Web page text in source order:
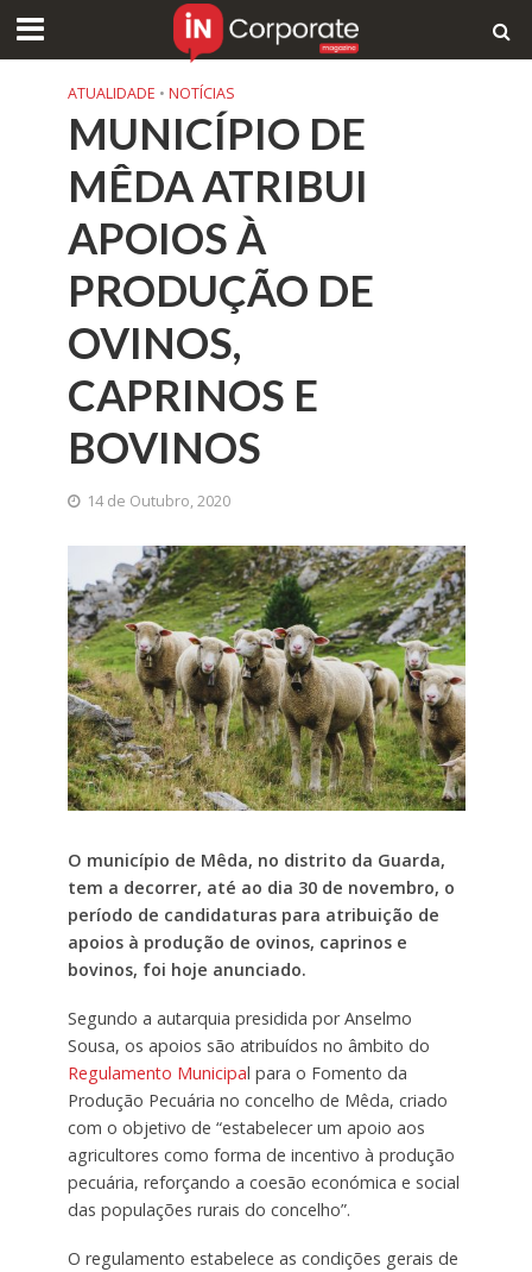
ATUALIDADE • NOTÍCIAS
MUNICÍPIO DE
MÊDA ATRIBUI
APOIOS À
PRODUÇÃO DE
OVINOS,
CAPRINOS E
BOVINOS
14 de Outubro, 2020
O município de Mêda, no distrito da Guarda,
tem a decorrer, até ao dia 30 de novembro, o
período de candidaturas para atribuição de
apoios à produção de ovinos, caprinos e
bovinos, foi hoje anunciado.
Segundo a autarquia presidida por Anselmo
Sousa, os apoios são atribuídos no âmbito do
Regulamento Municipal para o Fomento da
Produção Pecuária no concelho de Mêda, criado
com o objetivo de “estabelecer um apoio aos
agricultores como forma de incentivo à produção
pecuária, reforçando a coesão económica e social
das populações rurais do concelho”.
O regulamento estabelece as condições gerais de